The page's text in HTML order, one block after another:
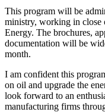
This program will be
ministry, working in
Energy. The brochures,
documentation will be
month.
I am confident this
on oil and upgrade the
look forward to an
manufacturing firms